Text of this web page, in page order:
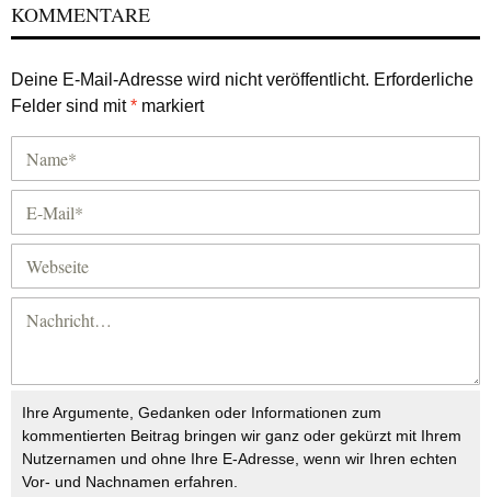
KOMMENTARE
Deine E-Mail-Adresse wird nicht veröffentlicht. Erforderliche
Felder sind mit* markiert
Ihre Argumente, Gedanken oder Informationen zum
kommentierten Beitrag bringen wir ganz oder gekürzt mit Ihrem
Nutzernamen und ohne Ihre E-Adresse, wenn wir Ihren echten
Vor- und Nachnamen erfahren.